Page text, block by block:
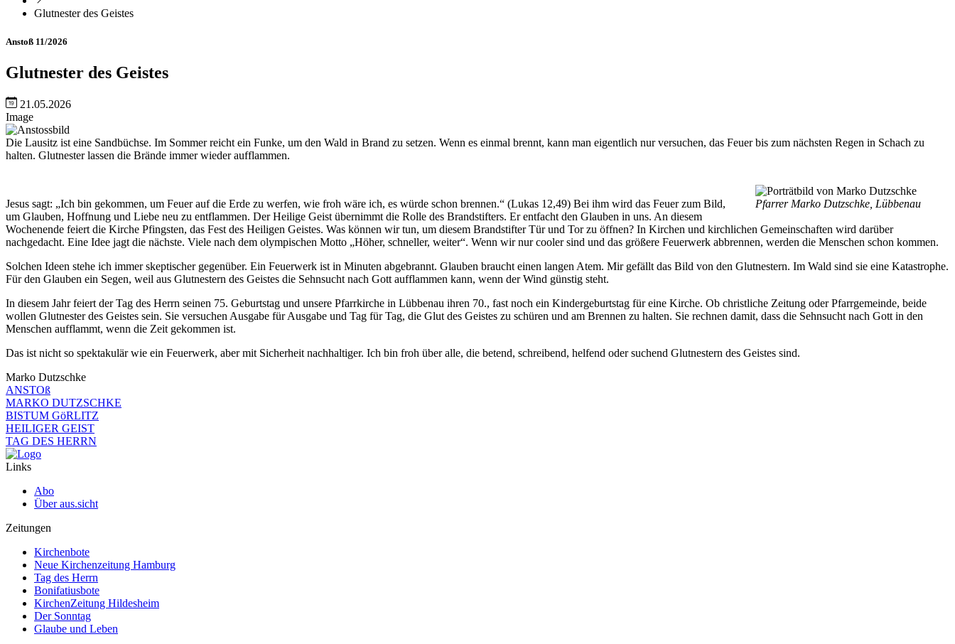
Glutnester des Geistes
Anstoß 11/2026
Glutnester des Geistes
21.05.2026
Image
Die Lausitz ist eine Sandbüchse. Im Sommer reicht ein Funke, um den Wald in Brand zu setzen. Wenn es einmal brennt, kann man eigentlich nur versuchen, das Feuer bis zum nächsten Regen in Schach zu
halten. Glutnester lassen die Brände immer wieder aufflammen.
Pfarrer Marko Dutzschke, Lübbenau
Jesus sagt: „Ich bin gekommen, um Feuer auf die Erde zu werfen, wie froh wäre ich, es würde schon brennen.“ (Lukas 12,49) Bei ihm wird das Feuer zum Bild,
um Glauben, Hoffnung und Liebe neu zu entflammen. Der Heilige Geist übernimmt die Rolle des Brandstifters. Er entfacht den Glauben in uns. An diesem
Wochenende feiert die Kirche Pfingsten, das Fest des Heiligen Geistes. Was können wir tun, um diesem Brandstifter Tür und Tor zu öffnen? In Kirchen und kirchlichen Gemeinschaften wird darüber
nachgedacht. Eine Idee jagt die nächste. Viele nach dem olympischen Motto „Höher, schneller, weiter“. Wenn wir nur cooler sind und das größere Feuerwerk abbrennen, werden die Menschen schon kommen.
Solchen Ideen stehe ich immer skeptischer gegenüber. Ein Feuerwerk ist in Minuten abgebrannt. Glauben braucht einen langen Atem. Mir gefällt das Bild von den Glutnestern. Im Wald sind sie eine Katastrophe.
Für den Glauben ein Segen, weil aus Glutnestern des Geistes die Sehnsucht nach Gott aufflammen kann, wenn der Wind günstig steht.
In diesem Jahr feiert der Tag des Herrn seinen 75. Geburtstag und unsere Pfarrkirche in Lübbenau ihren 70., fast noch ein Kindergeburtstag für eine Kirche. Ob christliche Zeitung oder Pfarrgemeinde, beide
wollen Glutnester des Geistes sein. Sie versuchen Ausgabe für Ausgabe und Tag für Tag, die Glut des Geistes zu schüren und am Brennen zu halten. Sie rechnen damit, dass die Sehnsucht nach Gott in den
Menschen aufflammt, wenn die Zeit gekommen ist.
Das ist nicht so spektakulär wie ein Feuerwerk, aber mit Sicherheit nachhaltiger. Ich bin froh über alle, die betend, schreibend, helfend oder suchend Glutnestern des Geistes sind.
Marko Dutzschke
ANSTOß
MARKO DUTZSCHKE
BISTUM GöRLITZ
HEILIGER GEIST
TAG DES HERRN
Links
Abo
Über aus.sicht
Zeitungen
Kirchenbote
Neue Kirchenzeitung Hamburg
Tag des Herrn
Bonifatiusbote
KirchenZeitung Hildesheim
Der Sonntag
Glaube und Leben